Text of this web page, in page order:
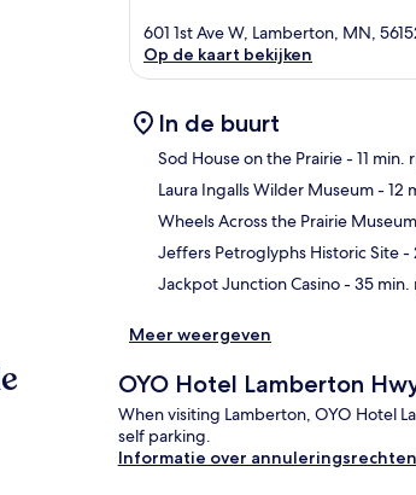
601 1st Ave W, Lamberton, MN,
Op de kaart bekijken
In de buurt
Sod House on the Prairie- 11 min.
Laura Ingalls Wilder Museum- 12
Wheels Across the Prairie Museum
Jeffers Petroglyphs Historic Site-
Jackpot Junction Casino- 35 min.
Meer weergeven
OYO Hotel Lamberton
When visiting Lamberton, OYO Hotel
self parking.
Informatie over annuleringsrechten